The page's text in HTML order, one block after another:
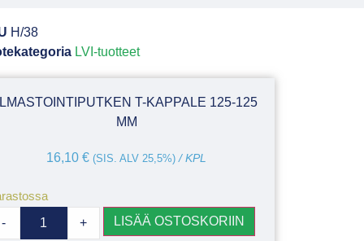
H/38
LVI-tuotteet
T-KAPPALE 125-125
MM
16,10€ (SIS. ALV 25,5%) / KPL
- + LISÄÄ OSTOSKORIIN